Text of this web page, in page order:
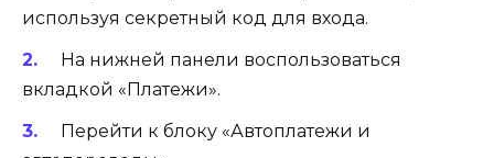
используя секретный код для входа.
На нижней панели воспользоваться
вкладкой «Платежи».
Перейти к блоку «Автоплатежи и